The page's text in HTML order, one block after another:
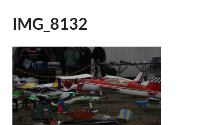
IMG_8132